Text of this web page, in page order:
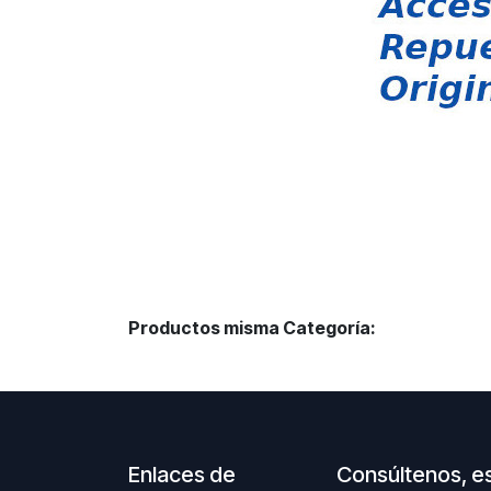
Productos misma Categoría:
Enlaces de
Consúltenos,